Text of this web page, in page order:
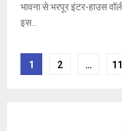
भावना से भरपूर इंटर-हाउस
इस...
P1 2 … 11